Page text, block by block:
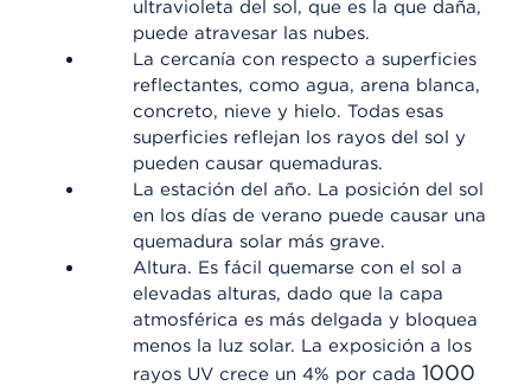
ultravioleta del sol, que es la que daña,
puede atravesar las nubes.
La cercanía con respecto a superficies
reflectantes, como agua, arena blanca,
concreto, nieve y hielo. Todas esas
superficies reflejan los rayos del sol y
pueden causar quemaduras.
La estación del año. La posición del sol
en los días de verano puede causar una
quemadura solar más grave.
Altura. Es fácil quemarse con el sol a
elevadas alturas, dado que la capa
atmosférica es más delgada y bloquea
menos la luz solar. La exposición a los
rayos UV crece un 4% por cada 1000